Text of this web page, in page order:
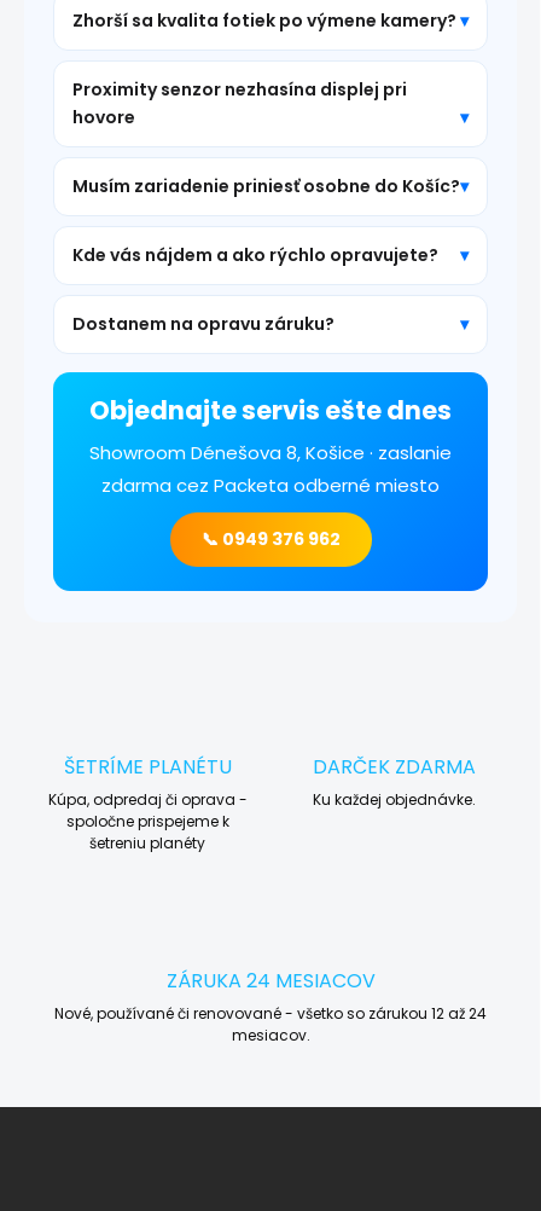
Zhorší sa kvalita fotiek po výmene kamery?
Proximity senzor nezhasína displej pri
hovore
Musím zariadenie priniesť osobne do Košíc?
Kde vás nájdem a ako rýchlo opravujete?
Dostanem na opravu záruku?
Objednajte servis ešte dnes
Showroom Dénešova 8, Košice · zaslanie
zdarma cez Packeta odberné miesto
📞 0949 376 962
ŠETRÍME PLANÉTU
Kúpa, odpredaj či oprava -
spoločne prispejeme k
šetreniu planéty
DARČEK ZDARMA
Ku každej objednávke.
ZÁRUKA 24 MESIACOV
Nové, používané či renovované - všetko so zárukou 12 až 24
mesiacov.